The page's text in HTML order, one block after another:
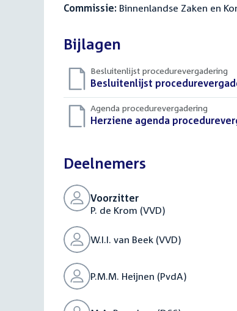
Commissie: Binnenlandse Zaken en
Bijlagen
Besluitenlijst procedurevergadering
Download
bestand:
Besluitenlijst
Agenda procedurevergadering
Download
Herziene agenda
Deelnemers
Voorzitter
P. de Krom (VVD)
W.I.I. van Beek (VVD)
P.M.M. Heijnen (PvdA)